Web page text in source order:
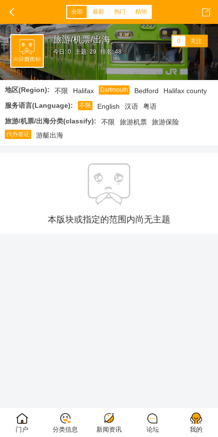
全部 最新 热门 精华
旅游/机票/出海
今日: 0 主题: 29 排名: 48
0 关注
门户 分类信息 新闻资讯 论坛 我的
地区(Region): 不限 Halifax Dartmouth Bedford
Halifax county
服务语言(Language):
不限 English 汉语
粤语
旅游/机票/出海分类(classify):
不限 旅游机票 旅游保险
代办签证 游艇出海
本版块或指定的范围内尚无主题